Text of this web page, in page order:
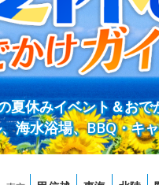
夏休みイベント＆お
海水浴場、BBQ・キ